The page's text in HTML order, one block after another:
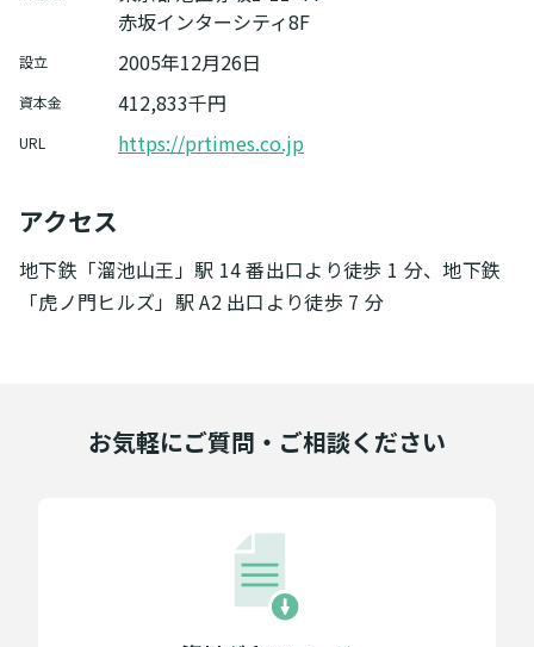
赤坂インターシティ8F
設立 2005年12月26日
資本金 412,833千円
URL https://prtimes.co.jp
アクセス
地下鉄「溜池山王」駅 14 番出口より徒歩 1 分、地下鉄
「虎ノ門ヒルズ」駅 A2 出口より徒歩 7 分
お気軽にご質問・ご相談ください